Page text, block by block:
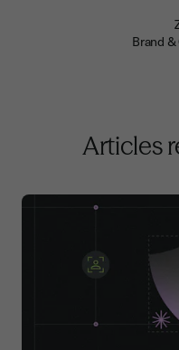
Brand
Articles